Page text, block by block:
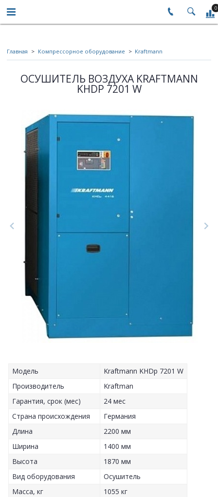
0
Главная Компрессорное оборудование Kraftmann
ОСУШИТЕЛЬ ВОЗДУХА KRAFTMANN
KHDP 7201 W
Модель
Kraftmann KHDp 7201 W
Производитель
Kraftman
Гарантия, срок (мес)
24 мес
Страна происхождения
Германия
Длина
2200 мм
Ширина
1400 мм
Высота
1870 мм
Вид оборудования
Осушитель
Масса, кг
1055 кг